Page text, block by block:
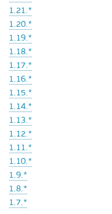
1.21.*
1.20.*
1.19.*
1.18.*
1.17.*
1.16.*
1.15.*
1.14.*
1.13.*
1.12.*
1.11.*
1.10.*
1.9.*
1.8.*
1.7.*